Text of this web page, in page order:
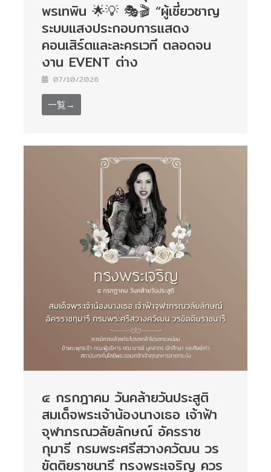
พรเทพิน 🌟💡 🎭🎬 “ผู้เชี่ยวชาญ
ระบบแสงประกอบการแสดง
คอนเสิร์ตและละครเวที ตลอดจน
งาน EVENT ต่าง
07/10/2026
一覧→
๔ กรกฎาคม วันคล้ายวันประสูติ
สมเด็จพระเจ้าน้องนางเธอ เจ้าฟ้า
จุฬาภรณวลัยลักษณ์ อัครราช
กุมารี กรมพระศรีสวางควัฒน วร
ขัตติยราชนารี ทรงพระเจริญ ควร